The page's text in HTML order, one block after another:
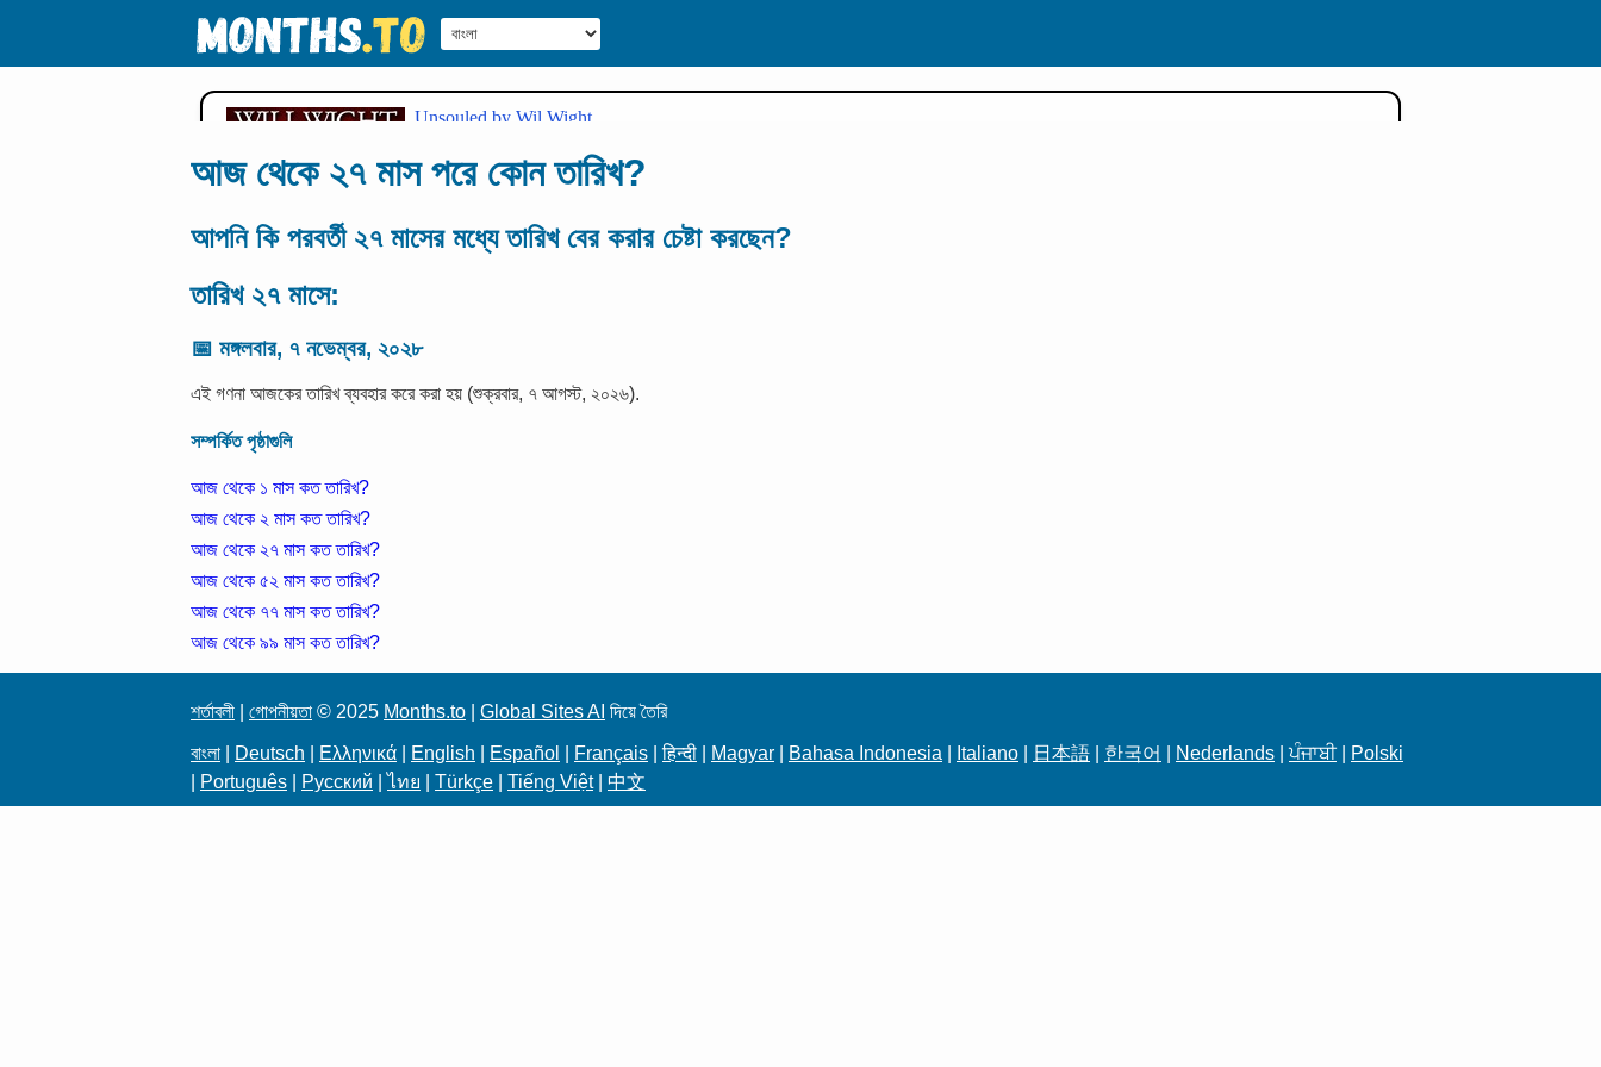
আজ থেকে ২৭ মাস পরে কোন তারিখ?
আপনি কি পরবর্তী ২৭ মাসের মধ্যে তারিখ বের করার চেষ্টা করছেন?
তারিখ ২৭ মাসে:
📅 মঙ্গলবার, ৭ নভেম্বর, ২০২৮
এই গণনা আজকের তারিখ ব্যবহার করে করা হয় (শুক্রবার, ৭ আগস্ট, ২০২৬).
সম্পর্কিত পৃষ্ঠাগুলি
আজ থেকে ১ মাস কত তারিখ?
আজ থেকে ২ মাস কত তারিখ?
আজ থেকে ২৭ মাস কত তারিখ?
আজ থেকে ৫২ মাস কত তারিখ?
আজ থেকে ৭৭ মাস কত তারিখ?
আজ থেকে ৯৯ মাস কত তারিখ?
শর্তাবলী গোপনীয়তা © 2025 Months.to Global Sites AI দিয়ে তৈরি
বাংলা Deutsch Ελληνικά English Español Français |हिन्दी Magyar Bahasa Indonesia Italiano 日本語 한국어 Nederlands |ਪੰਜਾਬੀ|
Polski
Português Русский |ไทย Türkçe Tiếng Việt| 中文